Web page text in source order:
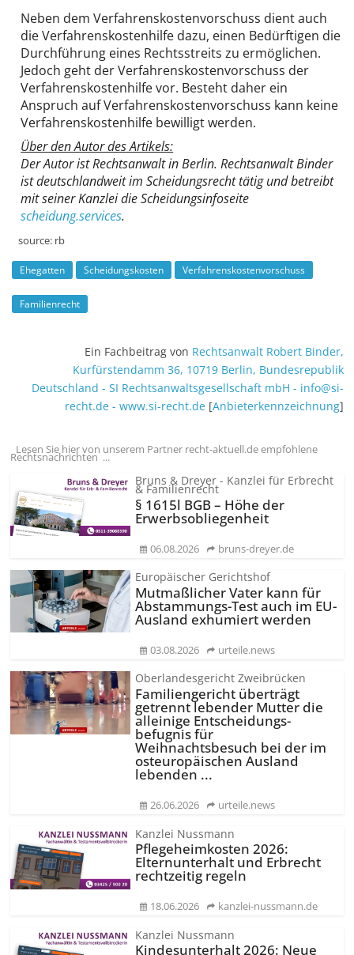
Neben dem Ver­fahrens­kosten­vorschuss dient auch
die Verfahrens­kostenhilfe dazu, einen Bedürftigen die
Durchführung eines Rechts­streits zu ermöglichen.
Jedoch geht der Ver­fahrens­kosten­vorschuss der
Verfahrens­kostenhilfe vor. Besteht daher ein
Anspruch auf Ver­fahrens­kosten­vorschuss kann keine
Verfahrens­kostenhilfe bewilligt werden.
Über den Autor des Artikels:
Der Autor ist Rechtsanwalt in Berlin. Rechtsanwalt Binder
ist deutschland­weit im Scheidungs­recht tätig und betreibt
mit seiner Kanzlei die Scheidungs­info­seite
scheidung.services.
source: rb
Ehegatten Scheidungskosten Verfahrenskostenvorschuss
Familienrecht
Ein Fachbeitrag von Rechtsanwalt Robert Binder,
Kurfürstendamm 36, 10719 Berlin, Bundesrepublik
Deutschland - SI Rechtsanwalts­gesellschaft mbH - info@si-
recht.de- www.si-recht.de [Anbieter­kenn­zeichnung]
Lesen Sie hier von unserem Partner recht-aktuell.de empfohlene
Rechtsnachrichten ...
Bruns & Dreyer - Kanzlei für Erbrecht
& Familienrecht
§ 1615l BGB – Höhe der
Erwerbsobliegenheit
06.08.2026 bruns-dreyer.de
Europäischer Gerichtshof
Mutmaßlicher Vater kann für
Abstammungs-Test auch im EU-
Ausland exhumiert werden
03.08.2026 urteile.news
Oberlandesgericht Zweibrücken
Familiengericht überträgt
getrennt lebender Mutter die
alleinige Entscheidungs­
befugnis für
Weihnachtsbesuch bei der im
osteuropäischen Ausland
lebenden ...
26.06.2026 urteile.news
Kanzlei Nussmann
Pflegeheimkosten 2026:
Elternunterhalt und Erbrecht
rechtzeitig regeln
18.06.2026 kanzlei-nussmann.de
Kanzlei Nussmann
Kindesunterhalt 2026: Neue